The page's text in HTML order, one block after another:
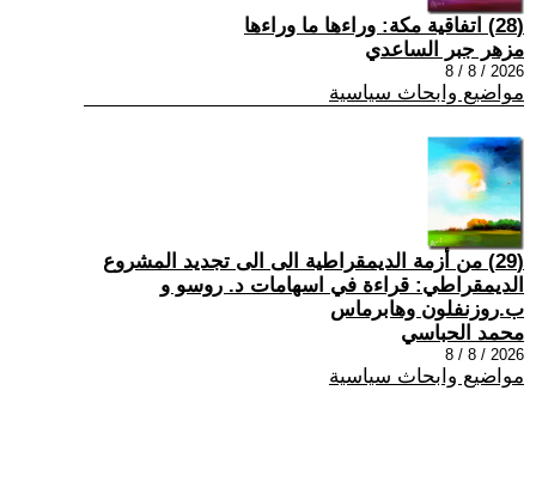
(28) اتفاقية مكة: وراءها ما وراءها
مزهر جبر الساعدي
2026 / 8 / 8
مواضيع وابحاث سياسية
(29) من أزمة الديمقراطية الى الى تجديد المشروع
الديمقراطي: قراءة في اسهامات د. روسو و
ب.روزنفلون وهابرماس
محمد الحباسي
2026 / 8 / 8
مواضيع وابحاث سياسية